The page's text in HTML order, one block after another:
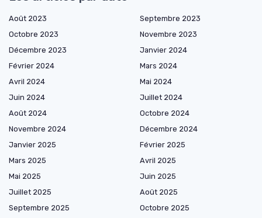
Août 2023
Septembre 2023
Octobre 2023
Novembre 2023
Décembre 2023
Janvier 2024
Février 2024
Mars 2024
Avril 2024
Mai 2024
Juin 2024
Juillet 2024
Août 2024
Octobre 2024
Novembre 2024
Décembre 2024
Janvier 2025
Février 2025
Mars 2025
Avril 2025
Mai 2025
Juin 2025
Juillet 2025
Août 2025
Septembre 2025
Octobre 2025